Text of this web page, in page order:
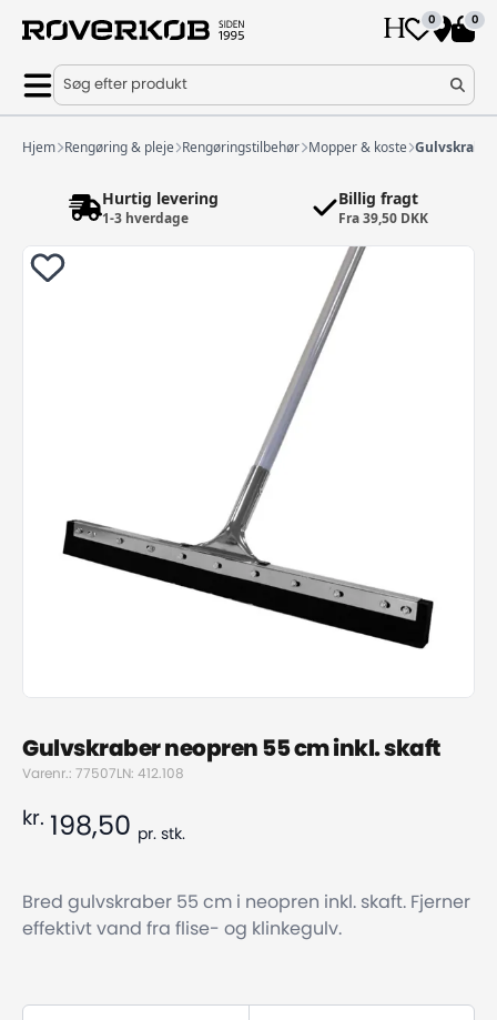
0 0
Søg efter produkt
Hjem Rengøring & pleje Rengøringstilbehør Mopper & koste
Hurtig levering
1-3 hverdage
Billig fragt
Fra 39,50 DKK
Gulvskraber neopren 55 cm inkl. skaft
Varenr.: 77507LN: 412.108
kr. 198,50 pr. stk.
Bred gulvskraber 55 cm i neopren inkl. skaft. Fjerner
effektivt vand fra flise- og klinkegulv.